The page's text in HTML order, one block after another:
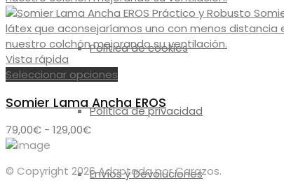
Política de cookies
Política de privacidad
Envíos y Devoluciones
Vista rápida
Seleccionar opciones
tiene
múltiples
opciones
Somier Lama Ancha EROS
79,00€ - 129,00€Rango
desde
© Copyright 2026 Adaptada por Carazos.